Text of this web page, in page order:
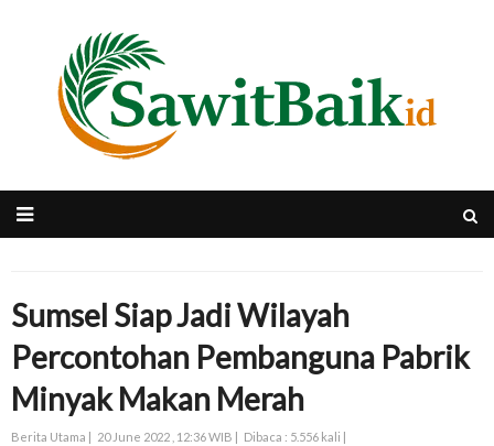
Sumsel Siap Jadi Wilayah
Percontohan Pembanguna Pabrik
Minyak Makan Merah
Berita Utama | 20 June 2022 , 12:36 WIB | Dibaca : 5.556 kali |